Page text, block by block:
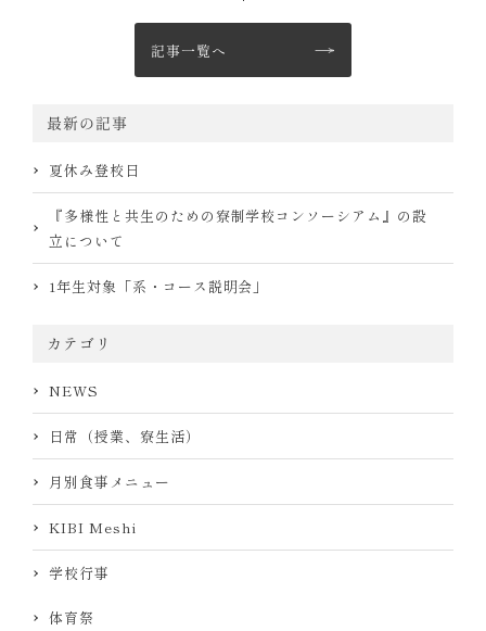
最新の記事
夏休み登校日
『多様性と共生のための寮制学校コンソーシアム』の設
立について
1年生対象「系・コース説明会」
カテゴリ
NEWS
日常（授業、寮生活）
月別食事メニュー
KIBI Meshi
学校行事
体育祭
記事一覧へ